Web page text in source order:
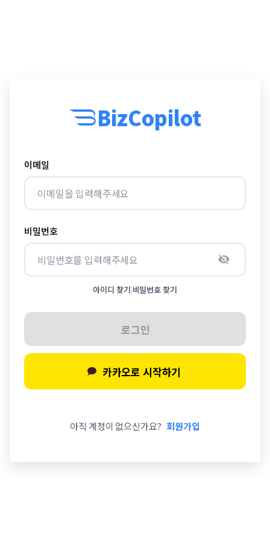
BizCopilot
이메일
비밀번호
아이디 찾기|비밀번호 찾기
로그인
카카오로 시작하기
아직 계정이 없으신가요? 회원가입